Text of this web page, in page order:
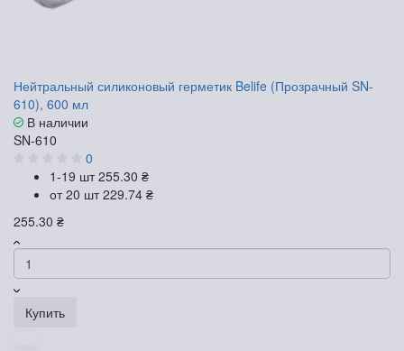
Нейтральный силиконовый герметик Belife (Прозрачный SN-
610), 600 мл
В наличии
SN-610
0
1-19 шт255.30 ₴
от 20 шт229.74 ₴
255.30 ₴
Купить